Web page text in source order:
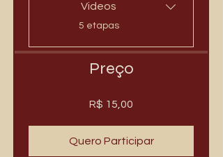
Videos
.
5 etapas
Preço
R$ 15,00
Quero Participar